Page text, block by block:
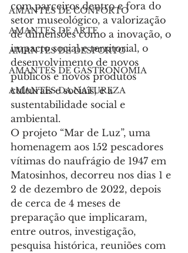
AMANTES DE CONFORTO
AMANTES DE ARTE
AMANTES DE DESPORTO
AMANTES DE GASTRONOMIA
AMANTES DA NATUREZA
com parceiros dentro e fora do
setor museológico, a valorização
de dimensões como a inovação, o
impacto social e territorial, o
desenvolvimento de novos
públicos e novos produtos
culturais e sociais, e a
sustentabilidade social e
ambiental.
O projeto “Mar de Luz”, uma
homenagem aos 152 pescadores
vítimas do naufrágio de 1947 em
Matosinhos, decorreu nos dias 1 e
2 de dezembro de 2022, depois
de cerca de 4 meses de
preparação que implicaram,
entre outros, investigação,
pesquisa histórica, reuniões com